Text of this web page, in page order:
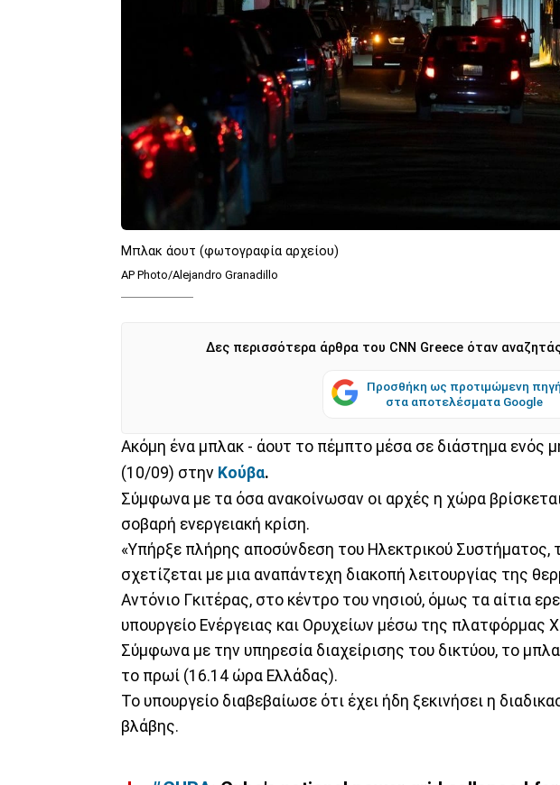
Μπλακ άουτ (φωτογραφία αρχείου)
AP Photo/Alejandro Granadillo
Δες περισσότερα άρθρα του CNN Greece όταν
Προσθήκη ως προτιμώμενη πηγή
στα αποτελέσματα Google
Ακόμη ένα μπλακ - άουτ το πέμπτο μέσα σε διάστημα ενός
(10/09) στην Κούβα.
Σύμφωνα με τα όσα ανακοίνωσαν οι αρχές η χώρα
σοβαρή ενεργειακή κρίση.
«Υπήρξε πλήρης αποσύνδεση του Ηλεκτρικού Συστήματος,
σχετίζεται με μια αναπάντεχη διακοπή λειτουργίας της
Αντόνιο Γκιτέρας, στο κέντρο του νησιού, όμως τα αίτια
υπουργείο Ενέργειας και Ορυχείων μέσω της πλατφόρμας
Σύμφωνα με την υπηρεσία διαχείρισης του δικτύου, το
το πρωί (16.14 ώρα Ελλάδας).
Το υπουργείο διαβεβαίωσε ότι έχει ήδη ξεκινήσει η
βλάβης.